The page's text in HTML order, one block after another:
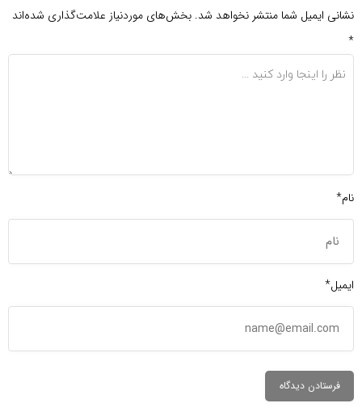
نشانی ایمیل شما منتشر نخواهد شد. بخش‌های موردنیاز علامت‌گذاری شده‌اند
*
نام*
ایمیل*